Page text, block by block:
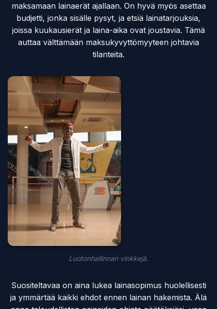
maksamaan lainaerät ajallaan. On hyvä myös asettaa
budjetti, jonka sisälle pysyt, ja etsiä lainatarjouksia,
joissa kuukausierät ja laina-aika ovat joustavia. Tämä
auttaa välttämään maksukyvyttömyyteen johtavia
tilanteita.
Luotonhallinnan vinkkejä.
Suositeltavaa on aina lukea lainasopimus huolellisesti
ja ymmärtää kaikki ehdot ennen lainan hakemista. Älä